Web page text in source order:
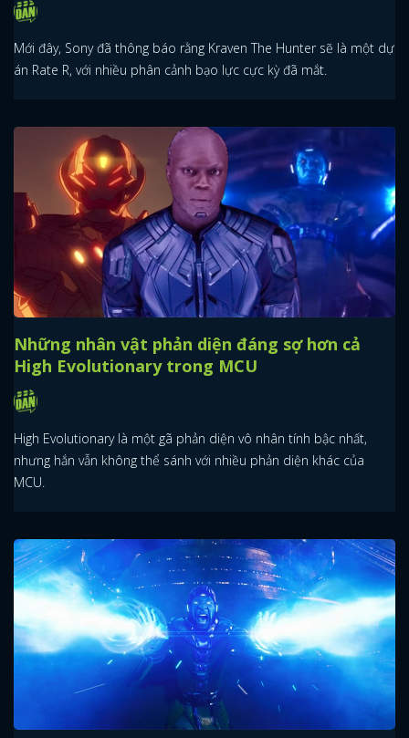
Mới đây, Sony đã thông báo rằng Kraven The Hunter sẽ là một dự
án Rate R, với nhiều phân cảnh bạo lực cực kỳ đã mắt.
Những nhân vật phản diện đáng sợ hơn cả
High Evolutionary trong MCU
High Evolutionary là một gã phản diện vô nhân tính bậc nhất,
nhưng hắn vẫn không thể sánh với nhiều phản diện khác của
MCU.